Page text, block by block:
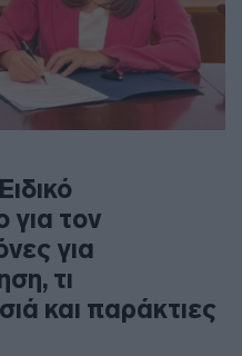
για τον
για
τι
και παράκτιες